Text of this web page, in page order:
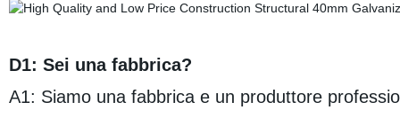
D1: Sei una fabbrica?
A1: Siamo una fabbrica e un produttore